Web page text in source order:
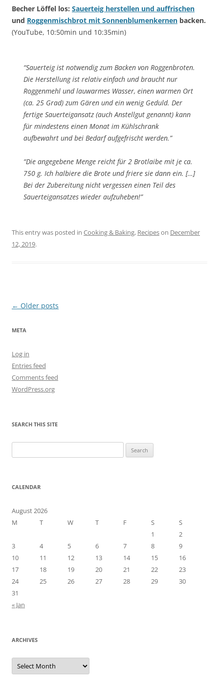
Becher Löffel los: Sauerteig herstellen und auffrischen
und Roggenmischbrot mit Sonnenblumenkernen backen.
(YouTube, 10:50min und 10:35min)
“Sauerteig ist notwendig zum Backen von Roggenbroten.
Die Herstellung ist relativ einfach und braucht nur
Roggenmehl und lauwarmes Wasser, einen warmen Ort
(ca. 25 Grad) zum Gären und ein wenig Geduld. Der
fertige Sauerteigansatz (auch Anstellgut genannt) kann
für mindestens einen Monat im Kühlschrank
aufbewahrt und bei Bedarf aufgefrischt werden.”
“Die angegebene Menge reicht für 2 Brotlaibe mit je ca.
750 g. Ich halbiere die Brote und friere sie dann ein. […]
Bei der Zubereitung nicht vergessen einen Teil des
Sauerteigansatzes wieder aufzuheben!”
This entry was posted in Cooking & Baking, Recipeson December
12, 2019.
Post
← Older posts
META
Log in
Entries feed
Comments feed
WordPress.org
SEARCH THIS SITE
for:
CALENDAR
August 2026
M
T W T F S
S
1
2
3
4 5 6 7 8
9
10
11 12 13 14 15
16
17
18 19 20 21 22
23
24
25 26 27 28 29
30
31
« Jan
ARCHIVES
Archives